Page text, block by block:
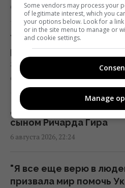
Часть ракеты SpaceX
ученые рассказали,
телескоп
20:58 четверг, 06 августа 2026
Китай окружил пустыню
несколько лет она
больше CO₂
20:52 четверг, 06 августа 2026
чреди туристов,
20:49 четверг, 06 августа 2026
6 августа 2026, 22:53
Украина может
ракет РФ: Сикорский
заявление
6 августа 2026, 22:51
Дочь Синди Кроуфорд
сыном Ричарда Гира
6 августа 2026, 22:24
"Я все еще верю в
призвала мир помочь
Some vendors may process your
of legitimate interest, which you
your options below. Look for a
or in the site menu to manage or
and cookie settings.
Manage